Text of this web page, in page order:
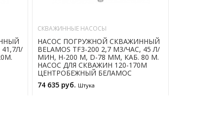
41,7Л/
СКВАЖИННЫЕ НАСОСЫ
НАСОС ПОГРУЖНОЙ СКВАЖИННЫЙ
BELAMOS TF3-200 2,7 М3/ЧАС, 45 Л/
МИН, Н-200 М, D-78 ММ, КАБ. 80 М.
НАСОС ДЛЯ СКВАЖИН 120-170М
ЦЕНТРОБЕЖНЫЙ БЕЛАМОС
74 635 руб. Штука